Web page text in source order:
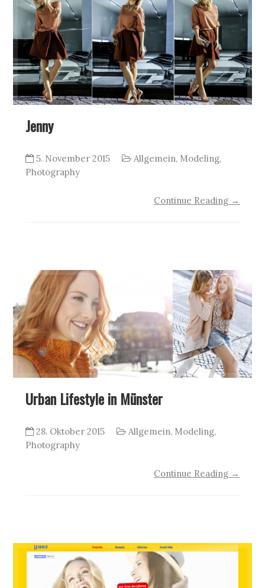
Jenny
5. November 2015 Allgemein, Modeling,
Photography
Continue Reading →
Urban Lifestyle in Münster
28. Oktober 2015 Allgemein, Modeling,
Photography
Continue Reading →